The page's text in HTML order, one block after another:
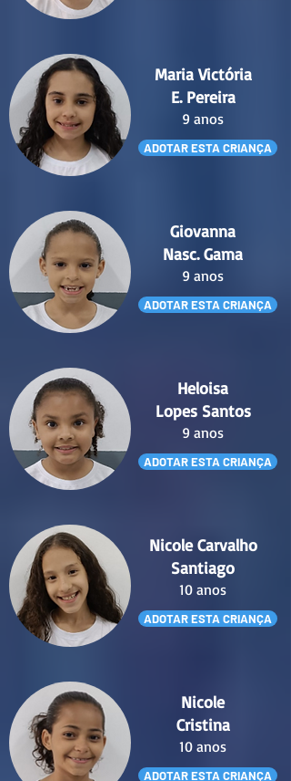
Maria Victória
E. Pereira
9 anos
ADOTAR ESTA CRIANÇA
Giovanna
Nasc. Gama
9 anos
ADOTAR ESTA CRIANÇA
Heloisa
Lopes Santos
9 anos
ADOTAR ESTA CRIANÇA
Nicole Carvalho
Santiago
10 anos
ADOTAR ESTA CRIANÇA
Nicole
Cristina
10 anos
ADOTAR ESTA CRIANÇA